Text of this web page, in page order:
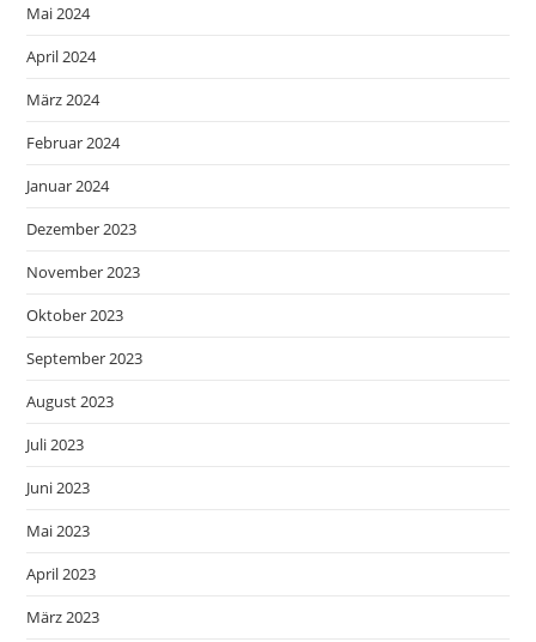
Mai 2024
April 2024
März 2024
Februar 2024
Januar 2024
Dezember 2023
November 2023
Oktober 2023
September 2023
August 2023
Juli 2023
Juni 2023
Mai 2023
April 2023
März 2023